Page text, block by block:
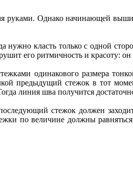
Однако начинающей
нужно класть только с одной
его ритмичность и красоту:
одинакового размера
предыдущий стежок в тот
линия шва получится
стежок должен
по величине должны